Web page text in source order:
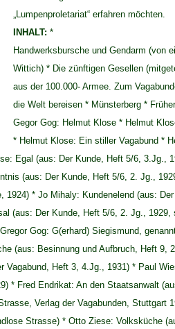
„Lumpenproletariat“ erfahren möchten.
INHALT: *
Handwerksbursche und Gendarm (von
Wittich) * Die zünftigen Gesellen
aus der 100.000- Armee. Zum
die Welt bereisen * Münsterberg *
Gegor Gog: Helmut Klose * Helmut
* Helmut Klose: Ein stiller Vagabund *
Egal (aus: Der Kunde, Heft 5/6, 3.Jg.,
(aus: Der Kunde, Heft 5/6, 2. Jg.,
1924) * Jo Mihaly: Kundenelend (aus:
(aus: Der Kunde, Heft 5/6, 2. Jg., 1929,
Gog: G(erhard) Siegismund,
(aus: Besinnung und Aufbruch, Heft
Vagabund, Heft 3, 4.Jg., 1931) * Paul
* Fred Endrikat: An den Staatsanwalt
Verlag der Vagabunden,
Strasse) * Otto Ziese: Volksküche